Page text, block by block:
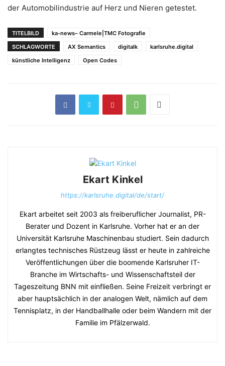
der Automobilindustrie auf Herz und Nieren getestet.
TITELBILD
ka-news– Carmele|TMC Fotografie
SCHLAGWORTE
AX Semantics digitalk
karlsruhe.digital
künstliche Intelligenz
Open Codes
Ekart Kinkel
https://karlsruhe.digital/de/start/
Ekart arbeitet seit 2003 als freiberuflicher Journalist, PR-
Berater und Dozent in Karlsruhe. Vorher hat er an der
Universität Karlsruhe Maschinenbau studiert. Sein dadurch
erlangtes technisches Rüstzeug lässt er heute in zahlreiche
Veröffentlichungen über die boomende Karlsruher IT-
Branche im Wirtschafts- und Wissenschaftsteil der
Tageszeitung BNN mit einfließen. Seine Freizeit verbringt er
aber hauptsächlich in der analogen Welt, nämlich auf dem
Tennisplatz, in der Handballhalle oder beim Wandern mit der
Familie im Pfälzerwald.